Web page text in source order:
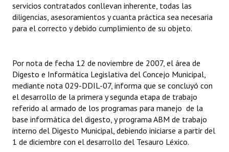
Periodistas Decanos - Registro
Ciudadano Ilustre - Registro
Huéspedes de Honor - Registro
Antiguos Pobladores - Registro
Reconocimientos - Registro
Bariloche, Municipio intercultural
servicios contratados conllevan inherente, todas las
diligencias, asesoramientos y cuanta práctica sea necesaria
para el correcto y debido cumplimiento de su objeto.
Por nota de fecha 12 de noviembre de 2007, el área de
Digesto e Informática Legislativa del Concejo Municipal,
mediante nota 029-DDIL-07, informa que se concluyó con
el desarrollo de la primera y segunda etapa de trabajo
referido al armado de los programas para manejo de la
base informática del digesto, y programa ABM de trabajo
interno del Digesto Municipal, debiendo iniciarse a partir del
1 de diciembre con el desarrollo del Tesauro Léxico.